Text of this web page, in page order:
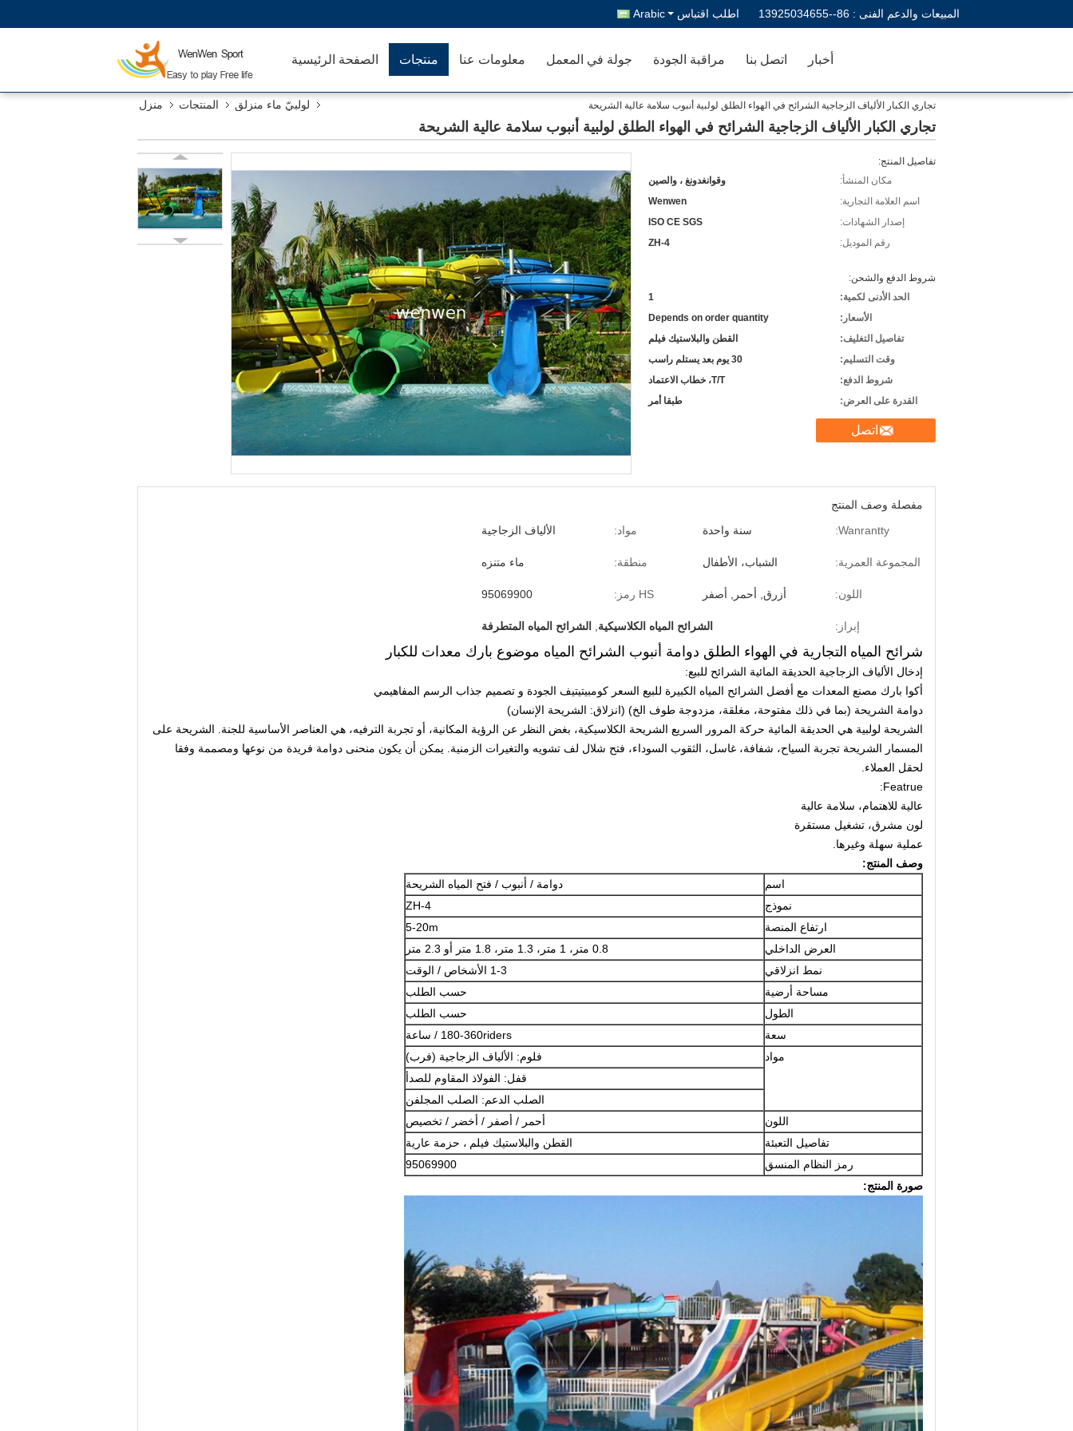
المبيعات والدعم الفنى : 86--13925034655 اطلب اقتباس Arabic
الصفحة الرئيسية منتجات معلومات عنا جولة في المعمل مراقبة الجودة اتصل بنا أخبار
منزل المنتجات لولبيّ ماء منزلق تجاري الكبار الألياف الزجاجية الشرائح في الهواء الطلق لولبية أنبوب سلامة عالية الشريحة
تجاري الكبار الألياف الزجاجية الشرائح في الهواء الطلق لولبية أنبوب سلامة عالية الشريحة
تفاصيل المنتج:
مكان المنشأ:
وقوانغدونغ ، والصين
اسم العلامة التجارية:
Wenwen
إصدار الشهادات:
ISO CE SGS
رقم الموديل:
ZH-4
شروط الدفع والشحن:
الحد الأدنى لكمية:
1
الأسعار:
Depends on order quantity
تفاصيل التغليف:
القطن والبلاستيك فيلم
وقت التسليم:
30 يوم بعد يستلم راسب
شروط الدفع:
T/T، خطاب الاعتماد
القدرة على العرض:
طبقا أمر
اتصل
مفصلة وصف المنتج
Wanrantty:
سنة واحدة مواد: الألياف الزجاجية
المجموعة العمرية: الشباب، الأطفال منطقة: ماء متنزه
اللون: أزرق, أحمر, أصفر HS رمز: 95069900
إبراز: الشرائح المياه الكلاسيكية الشرائح المياه المتطرفة
شرائح المياه التجارية في الهواء الطلق دوامة أنبوب الشرائح المياه موضوع بارك معدات للكبار
إدخال الألياف الزجاجية الحديقة المائية الشرائح للبيع:
أكوا بارك مصنع المعدات مع أفضل الشرائح المياه الكبيرة للبيع السعر كومبيتيتيف الجودة و تصميم جذاب الرسم المفاهيمي
دوامة الشريحة (بما في ذلك مفتوحة، مغلقة، مزدوجة طوف الخ) (انزلاق: الشريحة الإنسان)
الشريحة لولبية هي الحديقة المائية حركة المرور السريع الشريحة الكلاسيكية، بغض النظر عن الرؤية المكانية، أو تجربة الترفيه، هي العناصر الأساسية للجنة.
الشريحة على
المسمار الشريحة تجربة السياح، شفافة، غاسل، الثقوب السوداء، فتح شلال لف تشويه والتغيرات الزمنية.
يمكن أن يكون منحنى دوامة فريدة من نوعها ومصممة وفقا
لحقل العملاء.
Featrue:
عالية للاهتمام، سلامة عالية
لون مشرق، تشغيل مستقرة
عملية سهلة وغيرها.
وصف المنتج:
اسم
دوامة / أنبوب / فتح المياه الشريحة
نموذج
ZH-4
ارتفاع المنصة
5-20m
العرض الداخلي
0.8 متر، 1 متر، 1.3 متر، 1.8 متر أو 2.3 متر
نمط انزلاقي
1-3 الأشخاص / الوقت
مساحة أرضية
حسب الطلب
الطول
حسب الطلب
سعة
180-360riders / ساعة
مواد
فلوم: الألياف الزجاجية (فرب)
قفل: الفولاذ المقاوم للصدأ
الصلب الدعم: الصلب المجلفن
اللون
أحمر / أصفر / أخضر / تخصيص
تفاصيل التعبئة
القطن والبلاستيك فيلم ، حزمة عارية
رمز النظام المنسق
95069900
صورة المنتج: